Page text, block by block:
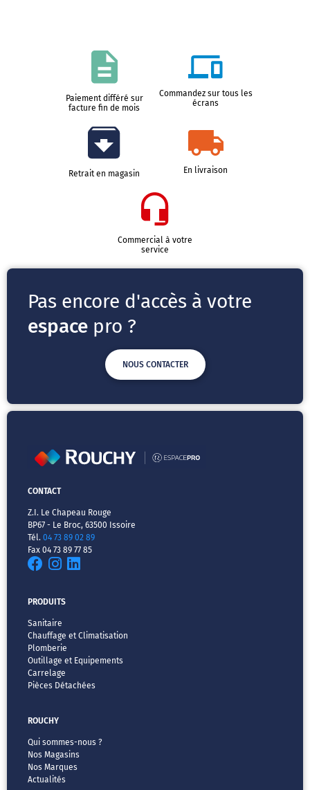
Paiement différé sur
facture fin de mois
Commandez sur tous les
écrans
Retrait en magasin En livraison
Commercial à votre
service
Pas encore d'accès à votre
espace pro ?
NOUS CONTACTER
CONTACT
Z.I. Le Chapeau Rouge
BP67 - Le Broc, 63500 Issoire
Tél. 04 73 89 02 89
Fax 04 73 89 77 85
PRODUITS
Sanitaire
Chauffage et Climatisation
Plomberie
Outillage et Equipements
Carrelage
Pièces Détachées
ROUCHY
Qui sommes-nous ?
Nos Magasins
Nos Marques
Actualités